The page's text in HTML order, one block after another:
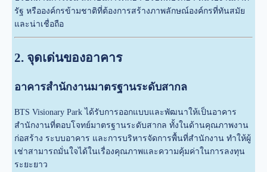
รัฐ หรือองค์กรข้ามชาติที่ต้องการสร้างภาพลักษณ์องค์กรที่ทันสมัย
และน่าเชื่อถือ
2. จุดเด่นของอาคาร
อาคารสำนักงานมาตรฐานระดับสากล
BTS Visionary Park ได้รับการออกแบบและพัฒนาให้เป็นอาคาร
สำนักงานที่ตอบโจทย์มาตรฐานระดับสากล ทั้งในด้านคุณภาพงาน
ก่อสร้าง ระบบอาคาร และการบริหารจัดการพื้นที่สำนักงาน ทำให้ผู้
เช่าสามารถมั่นใจได้ในเรื่องคุณภาพและความคุ้มค่าในการลงทุน
ระยะยาว